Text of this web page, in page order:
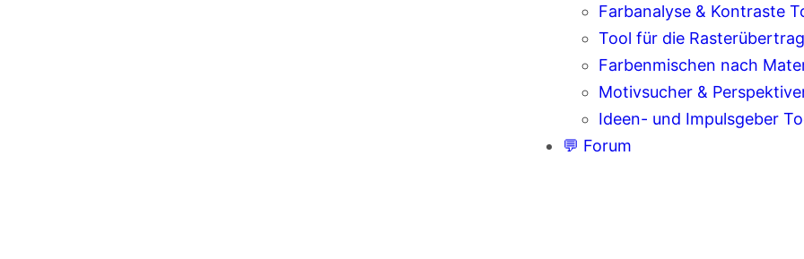
Farbanalyse & Kontraste
Tool für die
Farbenmischen nach
Motivsucher &
Ideen- und Impulsgeber
💬 Forum